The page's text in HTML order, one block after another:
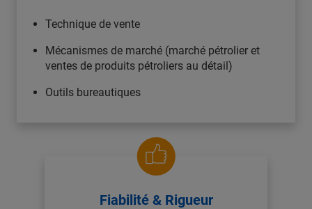
Technique de vente
Mécanismes de marché (marché pétrolier et
ventes de produits pétroliers au détail)
Outils bureautiques
Fiabilité & Rigueur